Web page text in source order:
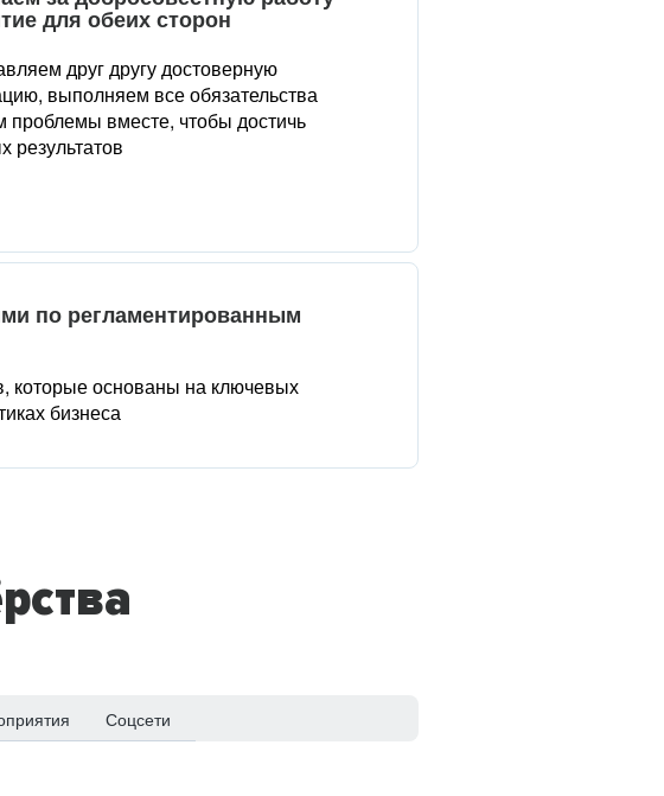
для обеих сторон
друг другу достоверную
выполняем все обязательства
проблемы вместе, чтобы достичь
результатов
по регламентированным
которые основаны на ключевых
бизнеса
Соцсети